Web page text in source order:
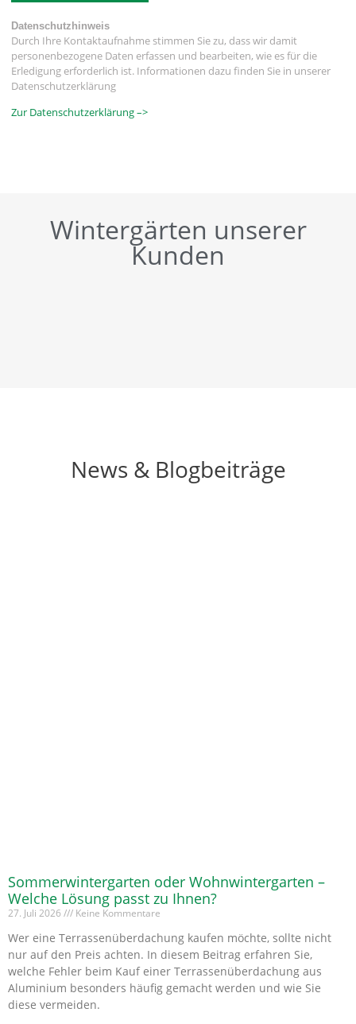
Datenschutzhinweis
Durch Ihre Kontaktaufnahme stimmen Sie zu, dass wir damit
personenbezogene Daten erfassen und bearbeiten, wie es für die
Erledigung erforderlich ist. Informationen dazu finden Sie in unserer
Datenschutzerklärung
Zur Datenschutzerklärung –>
Wintergärten unserer
Kunden
News & Blogbeiträge
Sommerwintergarten oder Wohnwintergarten –
Welche Lösung passt zu Ihnen?
27. Juli 2026 Keine Kommentare
Wer eine Terrassenüberdachung kaufen möchte, sollte nicht
nur auf den Preis achten. In diesem Beitrag erfahren Sie,
welche Fehler beim Kauf einer Terrassenüberdachung aus
Aluminium besonders häufig gemacht werden und wie Sie
diese vermeiden.